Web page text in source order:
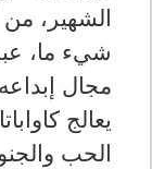
الشهير،
شيء ما،
مجال
يعالج
الحب